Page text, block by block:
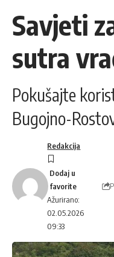
Savjeti
sutra
Pokušajte
Bugojno-
Ažurirano:
02.05.2026
09:33
Redakcija